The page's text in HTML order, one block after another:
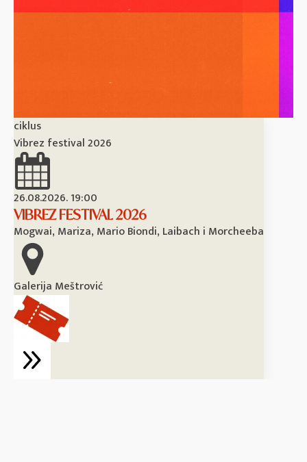
ciklus
Vibrez festival 2026
26.08.2026. 19:00
VIBREZ FESTIVAL 2026
Mogwai, Mariza, Mario Biondi, Laibach i Morcheeba
Galerija Meštrović